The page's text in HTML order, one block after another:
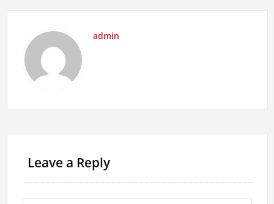
admin
Leave a Reply